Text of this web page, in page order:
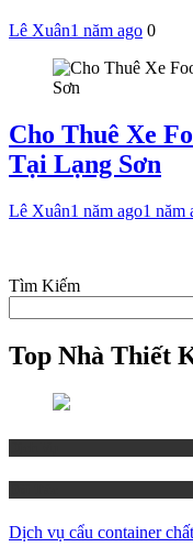
Lê Xuân1 năm ago 0
Cho Thuê Xe
Tại Lạng Sơn
Lê Xuân1 năm ago1 năm
Tìm Kiếm
Top Nhà Thiết
Dịch vụ cẩu container